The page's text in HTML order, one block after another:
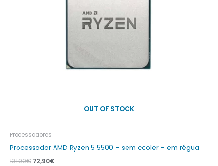
OUT OF STOCK
Processadores
Processador AMD Ryzen 5 5500 – sem cooler – em régua
131,90€ 72,90€